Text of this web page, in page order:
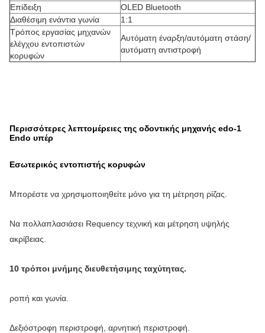
Επίδειξη
OLED Bluetooth
Διαθέσιμη ενάντια γωνία
1:1
Τρόπος εργασίας μηχανών
ελέγχου εντοπιστών
κορυφών
Αυτόματη έναρξη/αυτόματη στάση/
αυτόματη αντιστροφή
Περισσότερες λεπτομέρειες της οδοντικής μηχανής edo-1
Endo υπέρ
Εσωτερικός εντοπιστής κορυφών
Μπορέστε να χρησιμοποιηθείτε μόνο για τη μέτρηση ρίζας.
Να πολλαπλασιάσει Requency τεχνική και μέτρηση υψηλής
ακρίβειας.
10 τρόποι μνήμης διευθετήσιμης ταχύτητας.
ροπή και γωνία.
Δεξιόστροφη περιστροφή, αρνητική περιστροφή.